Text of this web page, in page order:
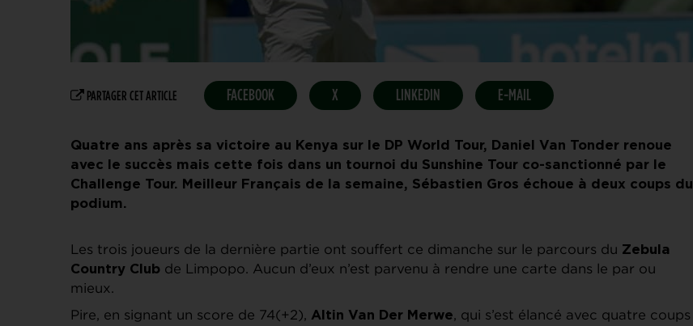
PARTAGER CET ARTICLE FACEBOOK X LINKEDIN E-MAIL
Quatre ans après sa victoire au Kenya sur le DP World Tour, Daniel Van Tonder renoue
avec le succès mais cette fois dans un tournoi du Sunshine Tour co-sanctionné par le
Challenge Tour. Meilleur Français de la semaine, Sébastien Gros échoue à deux coups du
podium.
Les trois joueurs de la dernière partie ont souffert ce dimanche sur le parcours du Zebula
Country Club de Limpopo. Aucun d’eux n’est parvenu à rendre une carte dans le par ou
mieux.
Pire, en signant un score de 74(+2), Altin Van Der Merwe, qui s’est élancé avec quatre coups